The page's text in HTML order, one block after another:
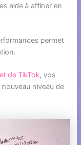
aide à affiner en
permet
de TikTok, vos
niveau de